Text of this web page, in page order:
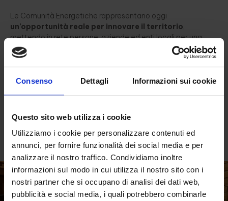
Consenso Dettagli Informazioni sui cookie
Questo sito web utilizza i cookie
Utilizziamo i cookie per personalizzare contenuti ed
annunci, per fornire funzionalità dei social media e per
analizzare il nostro traffico. Condividiamo inoltre
informazioni sul modo in cui utilizza il nostro sito con i
nostri partner che si occupano di analisi dei dati web,
pubblicità e social media, i quali potrebbero combinarle
Le Comunità Energetiche rappresentano oggi
un’opportunità reale per innovare il territorio,
mettendo in rete persone, aziende ed enti locali per una
nuova idea di energia. Come ha raccontato la presidente
Valentina Vanzo, CER Fiemme è il frutto di un lavoro intenso
fatto di ascolto, confronto e collaborazione con tutta la
valle.
indipendente e solidale. La CER Fiemme è pronta ad
accogliere nuovi protagonisti: il cambiamento parte da qui.